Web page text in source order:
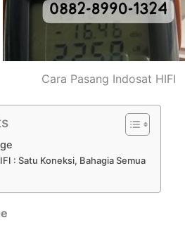
Cara Pasang Indosat HIFI
: Satu Koneksi, Bahagia Semua